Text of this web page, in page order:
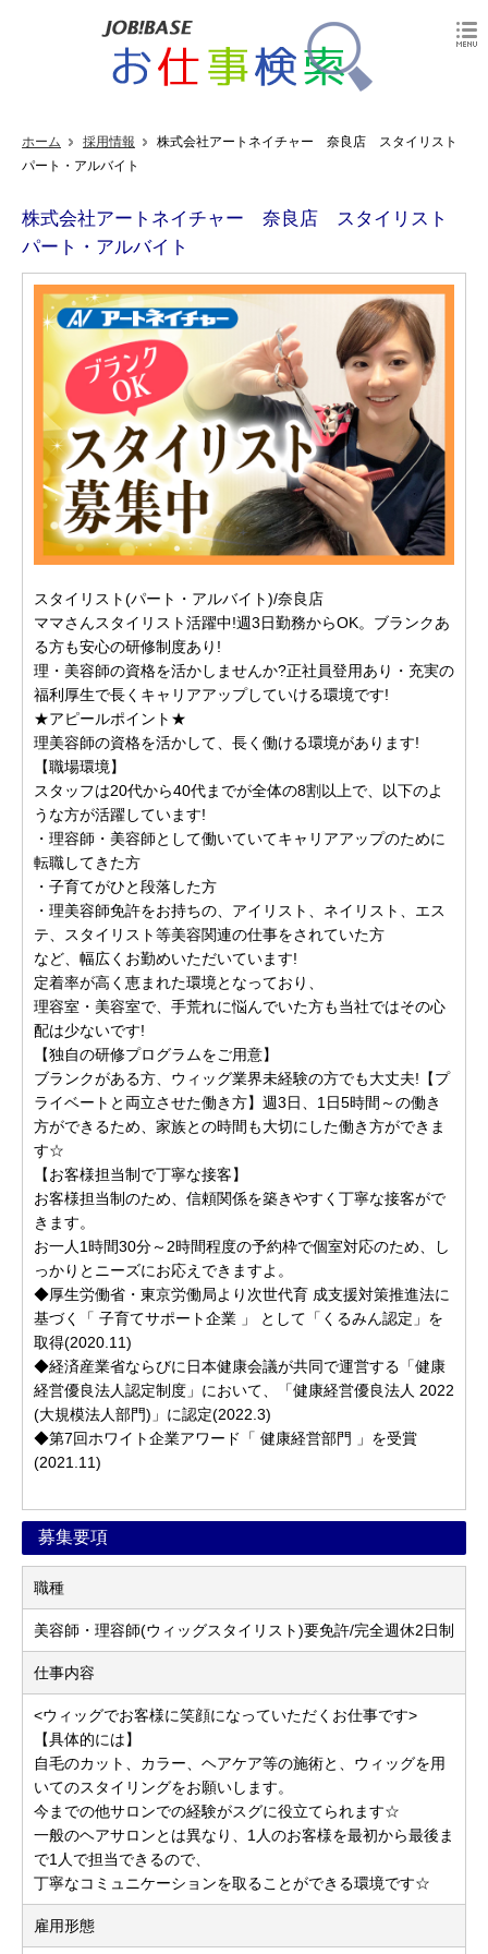
ホーム 採用情報
株式会社アートネイチャー 奈良店 スタイリスト
パート・アルバイト
株式会社アートネイチャー 奈良店 スタイリスト
パート・アルバイト
スタイリスト(パート・アルバイト)/奈良店
ママさんスタイリスト活躍中!週3日勤務からOK。ブランクあ
る方も安心の研修制度あり!
理・美容師の資格を活かしませんか?正社員登用あり・充実の
福利厚生で長くキャリアアップしていける環境です!
★アピールポイント★
理美容師の資格を活かして、長く働ける環境があります!
【職場環境】
スタッフは20代から40代までが全体の8割以上で、以下のよ
うな方が活躍しています!
・理容師・美容師として働いていてキャリアアップのために
転職してきた方
・子育てがひと段落した方
・理美容師免許をお持ちの、アイリスト、ネイリスト、エス
テ、スタイリスト等美容関連の仕事をされていた方
など、幅広くお勤めいただいています!
定着率が高く恵まれた環境となっており、
理容室・美容室で、手荒れに悩んでいた方も当社ではその心
配は少ないです!
【独自の研修プログラムをご用意】
ブランクがある方、ウィッグ業界未経験の方でも大丈夫!【プ
ライベートと両立させた働き方】週3日、1日5時間～の働き
方ができるため、家族との時間も大切にした働き方ができま
す☆
【お客様担当制で丁寧な接客】
お客様担当制のため、信頼関係を築きやすく丁寧な接客がで
きます。
お一人1時間30分～2時間程度の予約枠で個室対応のため、し
っかりとニーズにお応えできますよ。
◆厚生労働省・東京労働局より次世代育 成支援対策推進法に
基づく「 子育てサポート企業 」 として「くるみん認定」を
取得(2020.11)
◆経済産業省ならびに日本健康会議が共同で運営する「健康
経営優良法人認定制度」において、「健康経営優良法人 2022
(大規模法人部門)」に認定(2022.3)
◆第7回ホワイト企業アワード「 健康経営部門 」を受賞
(2021.11)
募集要項
職種
美容師・理容師(ウィッグスタイリスト)要免許/完全週休2日制
仕事内容
<ウィッグでお客様に笑顔になっていただくお仕事です>
【具体的には】
自毛のカット、カラー、ヘアケア等の施術と、ウィッグを用
いてのスタイリングをお願いします。
今までの他サロンでの経験がスグに役立てられます☆
一般のヘアサロンとは異なり、1人のお客様を最初から最後ま
で1人で担当できるので、
丁寧なコミュニケーションを取ることができる環境です☆
雇用形態